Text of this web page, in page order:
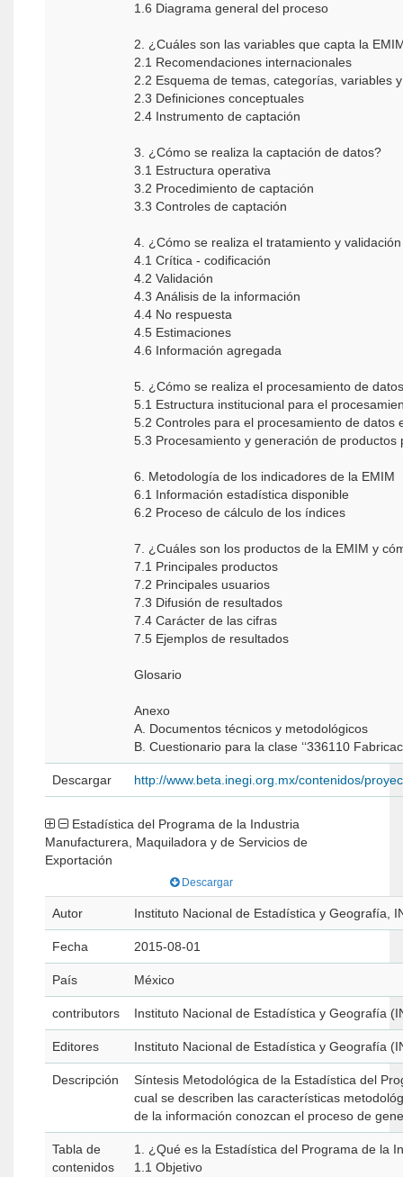
1.6 Diagrama general del proceso
2. ¿Cuáles son las variables que capta la
2.1 Recomendaciones internacionales
2.2 Esquema de temas, categorías, variables
2.3 Definiciones conceptuales
2.4 Instrumento de captación
3. ¿Cómo se realiza la captación de datos?
3.1 Estructura operativa
3.2 Procedimiento de captación
3.3 Controles de captación
4. ¿Cómo se realiza el tratamiento y
4.1 Crítica - codificación
4.2 Validación
4.3 Análisis de la información
4.4 No respuesta
4.5 Estimaciones
4.6 Información agregada
5. ¿Cómo se realiza el procesamiento de
5.1 Estructura institucional para el
5.2 Controles para el procesamiento de datos
5.3 Procesamiento y generación de
6. Metodología de los indicadores de la EMIM
6.1 Información estadística disponible
6.2 Proceso de cálculo de los índices
7. ¿Cuáles son los productos de la EMIM y
7.1 Principales productos
7.2 Principales usuarios
7.3 Difusión de resultados
7.4 Carácter de las cifras
7.5 Ejemplos de resultados
Glosario
Anexo
A. Documentos técnicos y metodológicos
B. Cuestionario para la clase ‘‘336110
Descargar http://www.beta.inegi.org.mx/contenidos/
Manufacturera, Maquiladora y de Servicios de
Exportación
Descargar
Autor Instituto Nacional de Estadística y Geografía,
Fecha 2015-08-01
País México
contributors Instituto Nacional de Estadística y Geografía
Editores Instituto Nacional de Estadística y Geografía
Descripción
Síntesis Metodológica de la Estadística del
cual se describen las características
de la información conozcan el proceso de
Tabla de
contenidos
1. ¿Qué es la Estadística del Programa de la
1.1 Objetivo